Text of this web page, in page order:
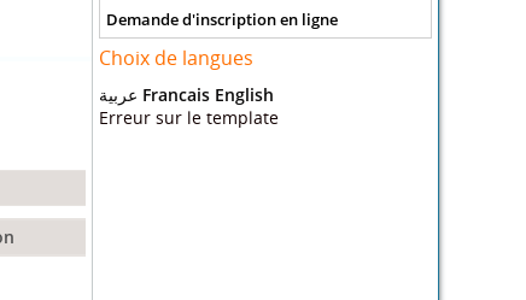
Demande d'inscription en ligne
Choix de langues
عربية Francais English
Erreur sur le template